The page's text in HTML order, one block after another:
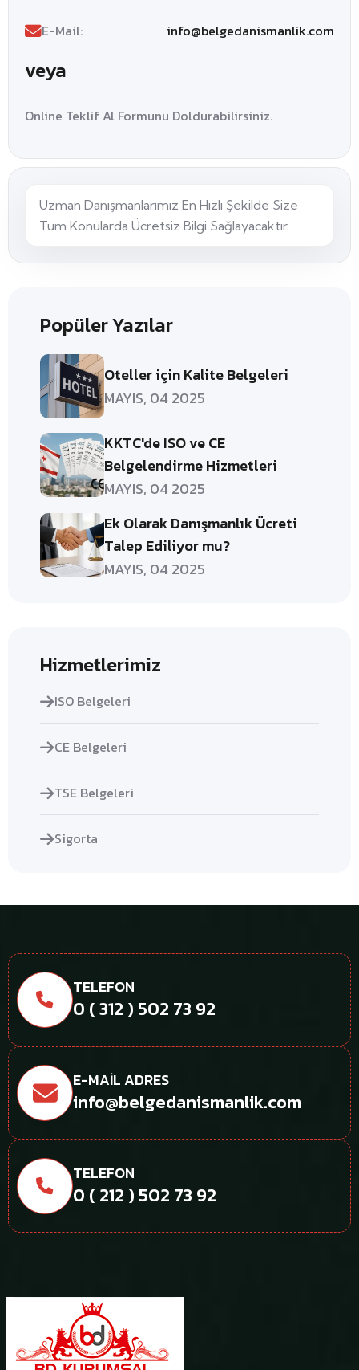
E-Mail: info@belgedanismanlik.com
veya
Online Teklif Al Formunu Doldurabilirsiniz.
Uzman Danışmanlarımız En Hızlı Şekilde Size
Tüm Konularda Ücretsiz Bilgi Sağlayacaktır.
Popüler Yazılar
Oteller için Kalite Belgeleri
MAYIS, 04 2025
KKTC'de ISO ve CE
Belgelendirme Hizmetleri
MAYIS, 04 2025
Ek Olarak Danışmanlık Ücreti
Talep Ediliyor mu?
MAYIS, 04 2025
Hizmetlerimiz
ISO Belgeleri
CE Belgeleri
TSE Belgeleri
Sigorta
TELEFON
0 ( 312 ) 502 73 92
E-MAIL ADRES
info@belgedanismanlik.com
TELEFON
0 ( 212 ) 502 73 92